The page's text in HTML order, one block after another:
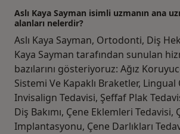
Aslı Kaya Sayman isimli uzmanın ana
alanları nelerdir?
Aslı Kaya Sayman, Ortodonti, Diş
Kaya Sayman tarafından sunulan
bazılarını gösteriyoruz: Ağız
Sistemi Ve Kapaklı Braketler,
Invisalign Tedavisi, Şeffaf Plak
Diş Bakımı, Çene Eklemleri Tedavisi,
Implantasyonu, Çene Darlıkları